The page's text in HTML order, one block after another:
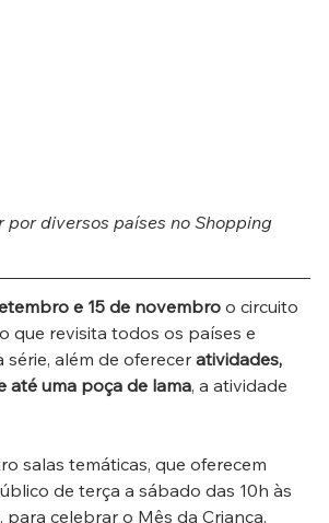
diversos países no Shopping
e 15 de novembro o circuito
que revisita todos os países e
além de oferecer atividades,
até uma poça de lama, a atividade
salas temáticas, que oferecem
de terça a sábado das 10h às
para celebrar o Mês da Criança.